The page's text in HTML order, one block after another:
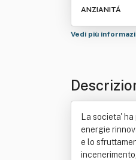
ANZIANITÁ
Vedi più
La societa'
energie
e lo